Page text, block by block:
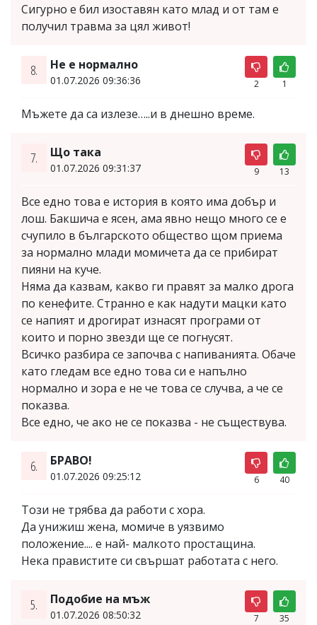
Сигурно е бил изоставян като млад и от там е
получил травма за цял живот!
8. Не е нормално
01.07.2026 09:36:36 2 1
Мъжете да са излезе…..и в днешно време.
7. Що така
01.07.2026 09:31:37 9 13
Все едно това е история в която има добър и
лош. Бакшича е ясен, ама явно нещо много се е
счупило в българското общество щом приема
за нормално млади момичета да се прибират
пияни на куче.
Няма да казвам, какво ги правят за малко дрога
по кенефите. Странно е как надути мацки като
се напият и дрогират изнасят програми от
които и порно звезди ще се погнусят.
Всичко разбира се започва с напиванията. Обаче
като гледам все едно това си е напълно
нормално и зора е не че това се случва, а че се
показва.
Все едно, че ако не се показва - не съществува.
6. БРАВО!
01.07.2026 09:25:12 6 40
Този не трябва да работи с хора.
Да унижиш жена, момиче в уязвимо
положение.... е най- малкото простащина.
Нека правистите си свършат работата с него.
5. Подобие на мъж
01.07.2026 08:50:32 7 35